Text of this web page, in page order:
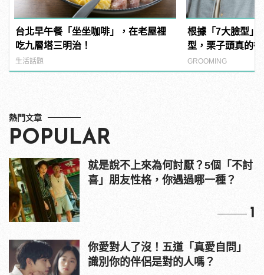
台北早午餐「坐坐咖啡」，在老屋裡
吃九層塔三明治！
生活話題
根據「7大臉型」
型，栗子頭真的
GROOMING
熱門文章
POPULAR
就是說不上來為何討厭？5個「不討
喜」朋友性格，你遇過哪一種？
1
你愛對人了沒！五道「真愛自問」
識別你的伴侶是對的人嗎？